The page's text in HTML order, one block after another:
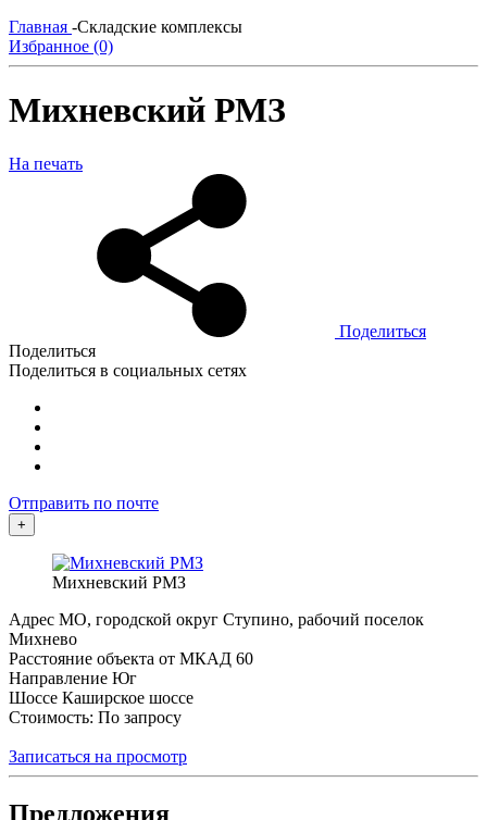
Главная -Складские комплексы
Избранное (0)
Михневский РМЗ
На печать
Поделиться
Поделиться
Поделиться в социальных сетях
Отправить по почте
+
Михневский РМЗ
Адрес МО, городской округ Ступино, рабочий поселок
Михнево
Расстояние объекта от МКАД 60
Направление Юг
Шоссе Каширское шоссе
Стоимость: По запросу
Записаться на просмотр
Предложения